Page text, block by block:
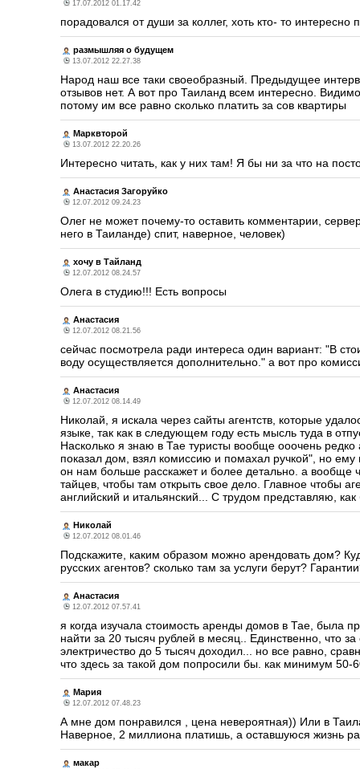
17.07.2012 01.17.42
порадовался от души за коллег, хоть кто- то интересно
размышляя о будущем
13.07.2012 22.27.38
Народ наш все таки своеобразный. Предыдущее
отзывов нет. А вот про Таиланд всем интересно.
потому им все равно сколько платить за сов квартиры
Марквторой
13.07.2012 22.20.26
Интересно читать, как у них там! Я бы ни за что на
Анастасия Загоруйко
12.07.2012 09.24.23
Олег не может почему-то оставить комментарии,
него в Таиланде) спит, наверное, человек)
хочу в Тайланд
12.07.2012 08.24.57
Олега в студию!!! Есть вопросы
Анастасия
12.07.2012 08.21.56
сейчас посмотрела ради интереса один вариант: "В
воду осуществляется дополнительно." а вот про
Анастасия
12.07.2012 08.14.49
Николай, я искала через сайты агентств, которые
языке, так как в следующем году есть мысль туда в
Насколько я знаю в Тае туристы вообще ооочень
показал дом, взял комиссию и помахал ручкой", но
он нам больше расскажет и более детально. а вообще
тайцев, чтобы там открыть свое дело. Главное чтобы
английский и итальянский... С трудом представляю,
Николай
12.07.2012 08.01.46
Подскажите, каким образом можно арендовать дом?
русских агентов? сколько там за услуги берут?
Анастасия
12.07.2012 07.57.41
я когда изучала стоимость аренды домов в Тае, была
найти за 20 тысяч рублей в месяц.. Единственно, что
электричество до 5 тысяч доходил... но все равно,
что здесь за такой дом попросили бы. как минимум 50-
Мария
12.07.2012 07.48.23
А мне дом понравился , цена невероятная)) Или в
Наверное, 2 миллиона платишь, а оставшуюся жизнь
макар